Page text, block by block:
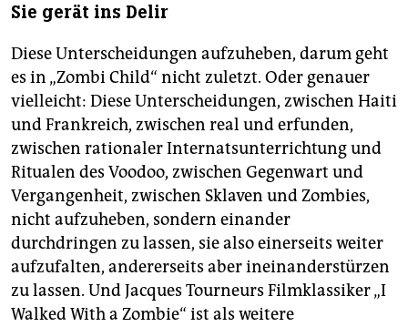
Sie gerät ins Delir
Diese Unterscheidungen aufzuheben, darum geht
es in „Zombi Child“ nicht zuletzt. Oder genauer
vielleicht: Diese Unterscheidungen, zwischen Haiti
und Frankreich, zwischen real und erfunden,
zwischen rationaler Internatsunterrichtung und
Ritualen des Voodoo, zwischen Gegenwart und
Vergangenheit, zwischen Sklaven und Zombies,
nicht aufzuheben, sondern einander
durchdringen zu lassen, sie also einerseits weiter
aufzufalten, andererseits aber in­ein­anderstürzen
zu lassen. Und Jacques Tourneurs Filmklassiker „I
Walked With a Zombie“ ist als weitere